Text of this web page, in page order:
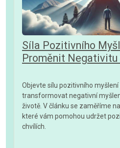
Síla Pozitivního
Proměnit Negativitu
Objevte sílu pozitivního myšlení
transformovat negativní
životě. V článku se zaměříme
které vám pomohou udržet
chvílích.